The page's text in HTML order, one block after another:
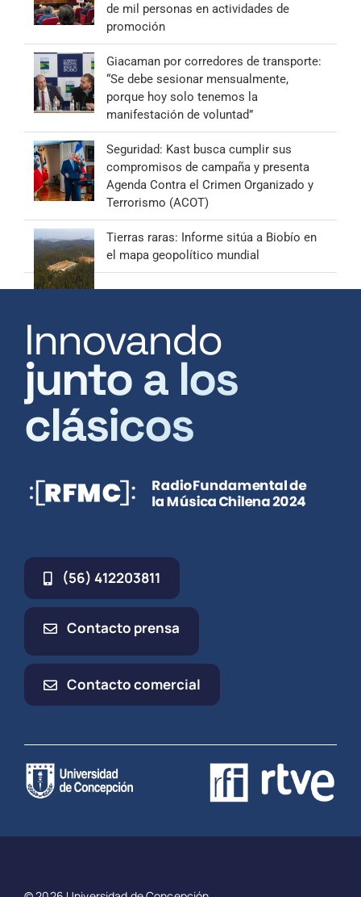
de mil personas en actividades de
promoción
Giacaman por corredores de transporte:
“Se debe sesionar mensualmente,
porque hoy solo tenemos la
manifestación de voluntad”
Seguridad: Kast busca cumplir sus
compromisos de campaña y presenta
Agenda Contra el Crimen Organizado y
Terrorismo (ACOT)
Tierras raras: Informe sitúa a Biobío en
el mapa geopolítico mundial
Innovando
junto a los
clásicos
(56) 412203811
Contacto prensa
Contacto comercial